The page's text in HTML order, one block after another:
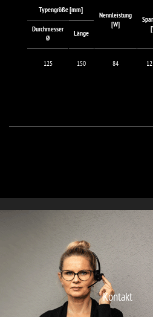
Typengröße [mm]
Nennleistung
[W]
Durchmesser
Ø
Länge
125 150 84
Kontakt